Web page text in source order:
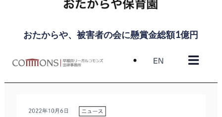
おたからや、被害者の会に懸賞金総額1億円